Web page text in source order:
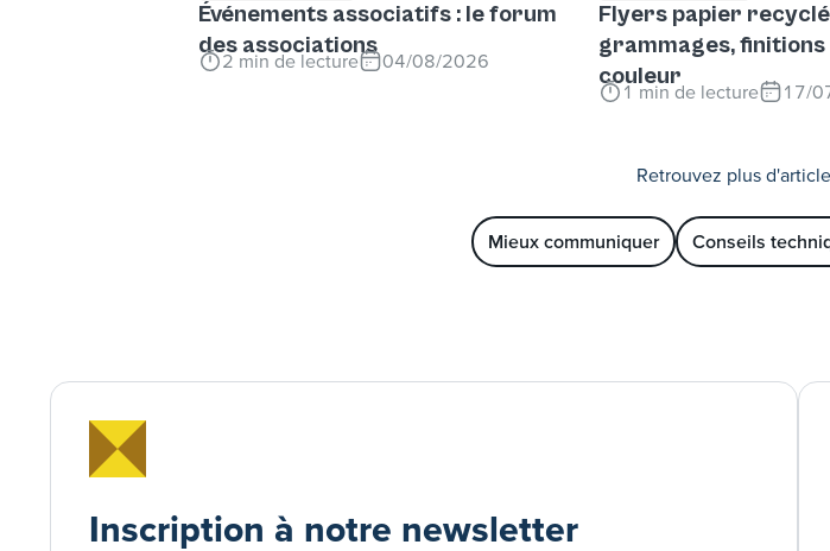
Événements associatifs : le forum
des associations
2 min de lecture 04/08/2026
Flyers papier
grammages,
couleur
1 min de lecture 17/
Retrouvez plus
Mieux communiquer Conseils
Inscription à notre newsletter